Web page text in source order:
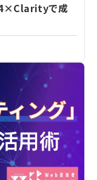
で成